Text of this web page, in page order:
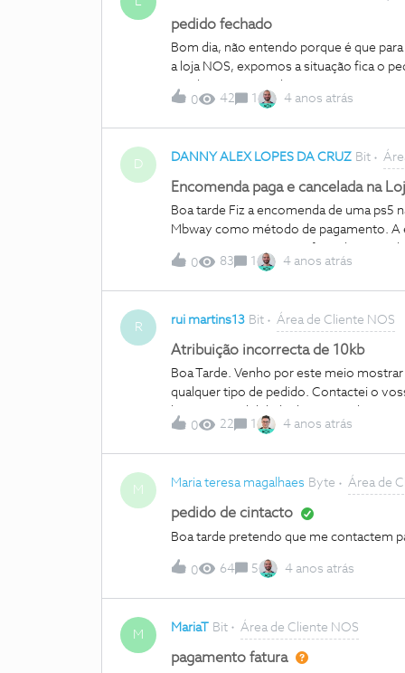
pedido fechado
Bom dia, não entendo porque é que
a loja NOS, expomos a situação fica o
resolver a questão ligam 1vez temos o
pedido aparece como resolvido já é a
0 42 1 4 anos atrás
D
DANNY ALEX LOPES DA CRUZ Bit
Encomenda paga e cancelada na
Boa tarde Fiz a encomenda de uma ps5
Mbway como método de pagamento. A
numero de telemovel para entao
consegui pagar. Aconselharam-me a
que iam cancelar aquela. Foi o que eu
multibanco com sucesso. Passado uma
encomenda, quando reparo que a
0 83 1 4 anos atrás
R
rui martins13 Bit Área de Cliente NOS
Atribuição incorrecta de 10kb
Boa Tarde. Venho por este meio
qualquer tipo de pedido. Contactei o
nos para este número. Agradeço que
0 22 1 4 anos atrás
M
Maria teresa magalhaes Byte Área de
pedido de cintacto
Boa tarde pretendo que me contactem
0 64 5 4 anos atrás
M
MariaT Bit Área de Cliente NOS
pagamento fatura